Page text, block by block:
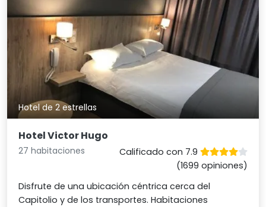
Hotel de 2 estrellas
Hotel Victor Hugo
27 habitaciones
Calificado con 7.9
(1699 opiniones)
Disfrute de una ubicación céntrica cerca del
Capitolio y de los transportes. Habitaciones